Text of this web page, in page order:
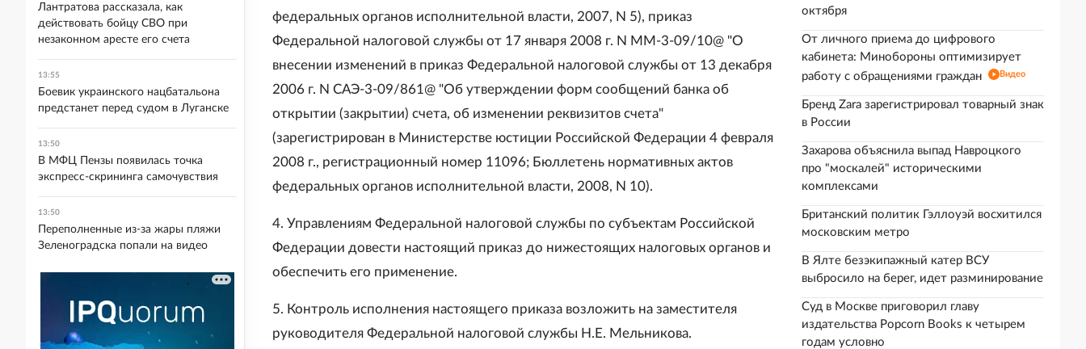
федеральных органов исполнительной власти, 2007, N 5), приказ
Федеральной налоговой службы от 17 января 2008 г. N ММ-3-09/10@ "О
внесении изменений в приказ Федеральной налоговой службы от 13 декабря
2006 г. N САЭ-3-09/861@ "Об утверждении форм сообщений банка об
открытии (закрытии) счета, об изменении реквизитов счета"
(зарегистрирован в Министерстве юстиции Российской Федерации 4 февраля
2008 г., регистрационный номер 11096; Бюллетень нормативных актов
федеральных органов исполнительной власти, 2008, N 10).
4. Управлениям Федеральной налоговой службы по субъектам Российской
Федерации довести настоящий приказ до нижестоящих налоговых органов и
обеспечить его применение.
5. Контроль исполнения настоящего приказа возложить на заместителя
руководителя Федеральной налоговой службы Н.Е. Мельникова.
октября
От личного приема до цифрового
кабинета: Минобороны оптимизирует
работу с обращениями граждан
Видео
Бренд Zara зарегистрировал товарный знак
в России
Захарова объяснила выпад Навроцкого
про "москалей" историческими
комплексами
Британский политик Гэллоуэй восхитился
московским метро
В Ялте безэкипажный катер ВСУ
выбросило на берег, идет разминирование
Суд в Москве приговорил главу
издательства Popcorn Books к четырем
годам условно
Лантратова рассказала, как
действовать бойцу СВО при
незаконном аресте его счета
13:55
Боевик украинского нацбатальона
предстанет перед судом в Луганске
13:50
В МФЦ Пензы появилась точка
экспресс-скрининга самочувствия
13:50
Переполненные из-за жары пляжи
Зеленоградска попали на видео